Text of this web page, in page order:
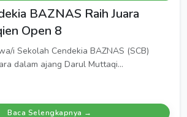
BAZNAS Raih Juara
Open 8
i Sekolah Cendekia BAZNAS (SCB)
dalam ajang Darul Muttaqi...
Baca Selengkapnya →